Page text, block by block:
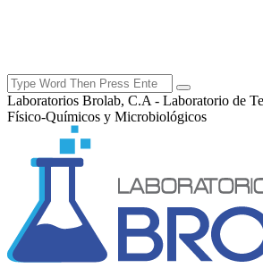
Laboratorios Brolab, C.A - Laboratorio de
Físico-Químicos y Microbiológicos